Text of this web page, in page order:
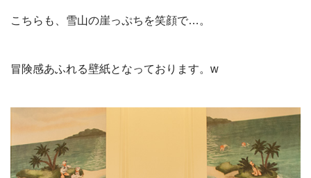
こちらも、雪山の崖っぷちを笑顔で…。
冒険感あふれる壁紙となっております。 w